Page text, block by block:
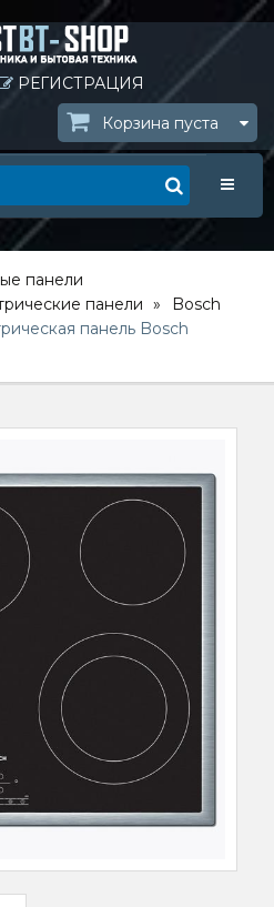
РЕГИСТРАЦИЯ
Корзина пуста
панели
панели
Bosch
панель Bosch